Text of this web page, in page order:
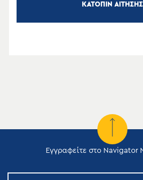
ΚΑΤΟΠΙΝ ΑΙΤΗΣΗΣ
Εγγραφείτε στο Navigator